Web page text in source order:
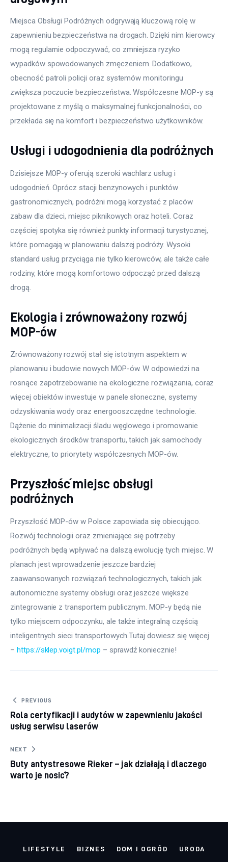
Miejsca Obsługi Podróżnych odgrywają kluczową rolę w
zapewnieniu bezpieczeństwa na drogach. Dzięki nim kierowcy
mogą regularnie odpoczywać, co zmniejsza ryzyko
wypadków spowodowanych zmęczeniem. Dodatkowo,
obecność patroli policji oraz systemów monitoringu
zwiększa poczucie bezpieczeństwa. Współczesne MOP-y są
projektowane z myślą o maksymalnej funkcjonalności, co
przekłada się na komfort i bezpieczeństwo użytkowników.
Usługi i udogodnienia dla podróżnych
Dzisiejsze MOP-y oferują szeroki wachlarz usług i
udogodnień. Oprócz stacji benzynowych i punktów
gastronomicznych, podróżni mogą korzystać z placów
zabaw dla dzieci, miejsc piknikowych oraz hoteli. Coraz
częściej spotyka się również punkty informacji turystycznej,
które pomagają w planowaniu dalszej podróży. Wysoki
standard usług przyciąga nie tylko kierowców, ale także całe
rodziny, które mogą komfortowo odpocząć przed dalszą
drogą.
Ekologia i zrównoważony rozwój
MOP-ów
Zrównoważony rozwój stał się istotnym aspektem w
planowaniu i budowie nowych MOP-ów. W odpowiedzi na
rosnące zapotrzebowanie na ekologiczne rozwiązania, coraz
więcej obiektów inwestuje w panele słoneczne, systemy
odzyskiwania wody oraz energooszczędne technologie.
Dążenie do minimalizacji śladu węglowego i promowanie
ekologicznych środków transportu, takich jak samochody
elektryczne, to priorytety współczesnych MOP-ów.
Przyszłość miejsc obsługi
podróżnych
Przyszłość MOP-ów w Polsce zapowiada się obiecująco.
Rozwój technologii oraz zmieniające się potrzeby
podróżnych będą wpływać na dalszą ewolucję tych miejsc. W
planach jest wprowadzenie jeszcze bardziej
zaawansowanych rozwiązań technologicznych, takich jak
autonomiczne systemy obsługi oraz jeszcze większe
zintegrowanie z transportem publicznym. MOP-y będą nie
tylko miejscem odpoczynku, ale także integralną częścią
inteligentnych sieci transportowych.Tutaj dowiesz się więcej
– https://sklep.voigt.pl/mop – sprawdź koniecznie!
Nawigacja wpisu
PREVIOUS
Rola certyfikacji i audytów w zapewnieniu jakości
usług serwisu laserów
NEXT
Buty antystresowe Rieker – jak działają i dlaczego
warto je nosić?
LIFESTYLE BIZNES DOM I OGRÓD URODA